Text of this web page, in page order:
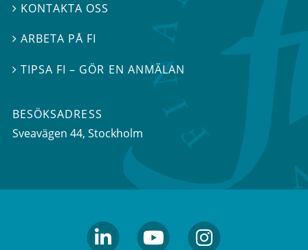
 KONTAKTA OSS
ARBETA PÅ FI
TIPSA FI – GÖR EN ANMÄLAN
BESÖKSADRESS
Sveavägen 44, Stockholm